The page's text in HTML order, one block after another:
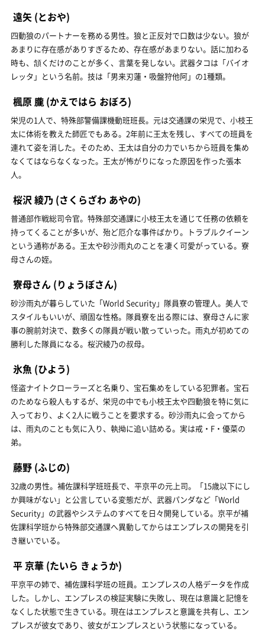
遠矢 (とおや)
四動狼のパートナーを務める男性。狼と正反対で口数は少ない。狼が
あまりに存在感がありすぎるため、存在感があまりない。話に加わる
時も、頷くだけのことが多く、言葉を発しない。武器タコは「バイオ
レッタ」という名前。技は「男来刃蓮・吸盤狩他阿」の1種類。
楓原 朧 (かえではら おぼろ)
栄児の1人で、特殊部警備課機動班班長。元は交通課の栄児で、小枝王
太に体術を教えた師匠でもある。2年前に王太を残し、すべての班員を
連れて姿を消した。そのため、王太は自分の力でいちから班員を集め
なくてはならなくなった。王太が怖がりになった原因を作った張本
人。
桜沢 綾乃 (さくらざわ あやの)
普通部作戦総司令官。特殊部交通課に小枝王太を通じて任務の依頼を
持ってくることが多いが、殆ど厄介な事件ばかり。トラブルクイーン
という通称がある。王太や砂沙雨丸のことを凄く可愛がっている。寮
母さんの姪。
寮母さん (りょうぼさん)
砂沙雨丸が暮らしていた「World Security」隊員寮の管理人。美人で
スタイルもいいが、頑固な性格。隊員寮を出る際には、寮母さんに家
事の腕前対決で、数多くの隊員が戦い散っていった。雨丸が初めての
勝利した隊員になる。桜沢綾乃の叔母。
氷魚 (ひよう)
怪盗ナイトクローラーズと名乗り、宝石集めをしている犯罪者。宝石
のためなら殺人もするが、栄児の中でも小枝王太や四動狼を特に気に
入っており、よく2人に戦うことを要求する。砂沙雨丸に会ってから
は、雨丸のことも気に入り、執拗に追い詰める。実は戒・F・優菜の
弟。
藤野 (ふじの)
32歳の男性。補佐課科学班班長で、平京平の元上司。「15歳以下にし
か興味がない」と公言している変態だが、武器パンダなど「World
Security」の武器やシステムのすべてを日々開発している。京平が補
佐課科学班から特殊部交通課へ異動してからはエンプレスの開発を引
き継いでいる。
平 京華 (たいら きょうか)
平京平の姉で、補佐課科学班の班員。エンプレスの人格データを作成
した。しかし、エンプレスの検証実験に失敗し、現在は意識と記憶を
なくした状態で生きている。現在はエンプレスと意識を共有し、エン
プレスが彼女であり、彼女がエンプレスという状態になっている。